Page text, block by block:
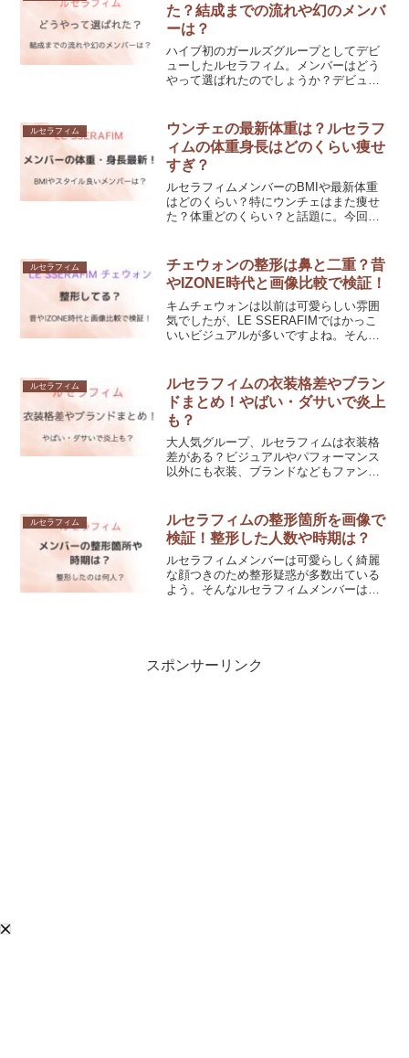
た？結成までの流れや幻のメンバ
ーは？
ハイブ初のガールズグループとしてデビ
ューしたルセラフィム。メンバーはどう
やって選ばれたのでしょうか？デビュー
がどうやって選ばれたのか、また結成ま
での流れについて調査しました！
ルセラフィム
ウンチェの最新体重は？ルセラフ
ィムの体重身長はどのくらい痩せ
すぎ？
ルセラフィムメンバーのBMIや最新体重
はどのくらい？特にウンチェはまた痩せ
た？体重どのくらい？と話題に。今回
くらい痩せすぎなのかも検証していきま
す。
ルセラフィム
チェウォンの整形は鼻と二重？昔
やIZONE時代と画像比較で検証！
キムチェウォンは以前は可愛らしい雰囲
気でしたが、LE SSERAFIMではかっこ
いいビジュアルが多いですよね。そんな
いるのか、昔の画像と比較しながら検証
しました。
ルセラフィム
ルセラフィムの衣装格差やブラン
ドまとめ！やばい・ダサいで炎上
も？
大人気グループ、ルセラフィムは衣装格
差がある？ビジュアルやパフォーマンス
以外にも衣装、ブランドなどもファンが
上がることもあるとか。ルセラフィムの
衣装格差やブランドを紹介します。
ルセラフィム
ルセラフィムの整形箇所を画像で
検証！整形した人数や時期は？
ルセラフィムメンバーは可愛らしく綺麗
な顔つきのため整形疑惑が多数出ている
よう。そんなルセラフィムメンバーは整
スポンサーリンク